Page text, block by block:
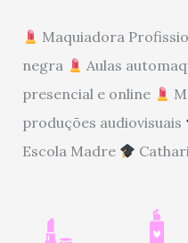
Maquiadora
negra
Aulas
presencial e online
produções audiovisuais
Escola Madre